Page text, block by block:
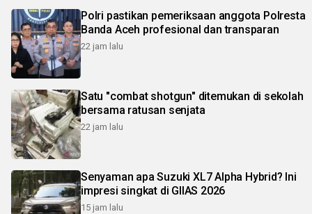
Polri pastikan pemeriksaan anggota Polresta
Banda Aceh profesional dan transparan
22 jam lalu
Satu "combat shotgun" ditemukan di sekolah
bersama ratusan senjata
22 jam lalu
Senyaman apa Suzuki XL7 Alpha Hybrid? Ini
impresi singkat di GIIAS 2026
15 jam lalu